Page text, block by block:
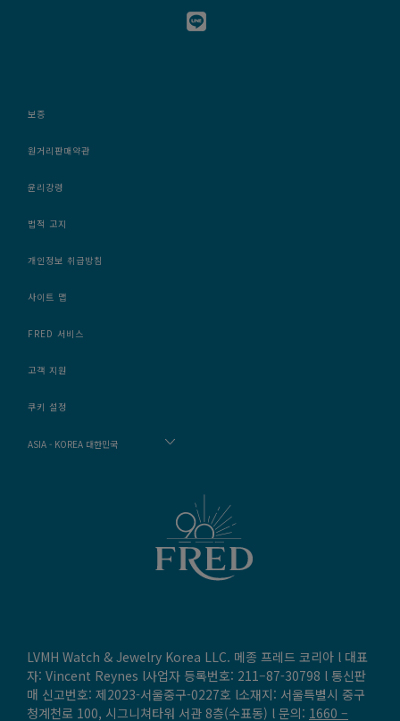
보증
원거리판매약관
윤리강령
법적 고지
개인정보 취급방침
사이트 맵
FRED 서비스
고객 지원
쿠키 설정
ASIA - KOREA 대한민국
LVMH Watch & Jewelry Korea LLC. 메종 프레드 코리아 l 대표
자: Vincent Reynes l사업자 등록번호: 211–87-30798 l 통신판
매 신고번호: 제2023-서울중구-0227호 l소재지: 서울특별시 중구
청계천로 100, 시그니쳐타워 서관 8층(수표동) l 문의: 1660 –